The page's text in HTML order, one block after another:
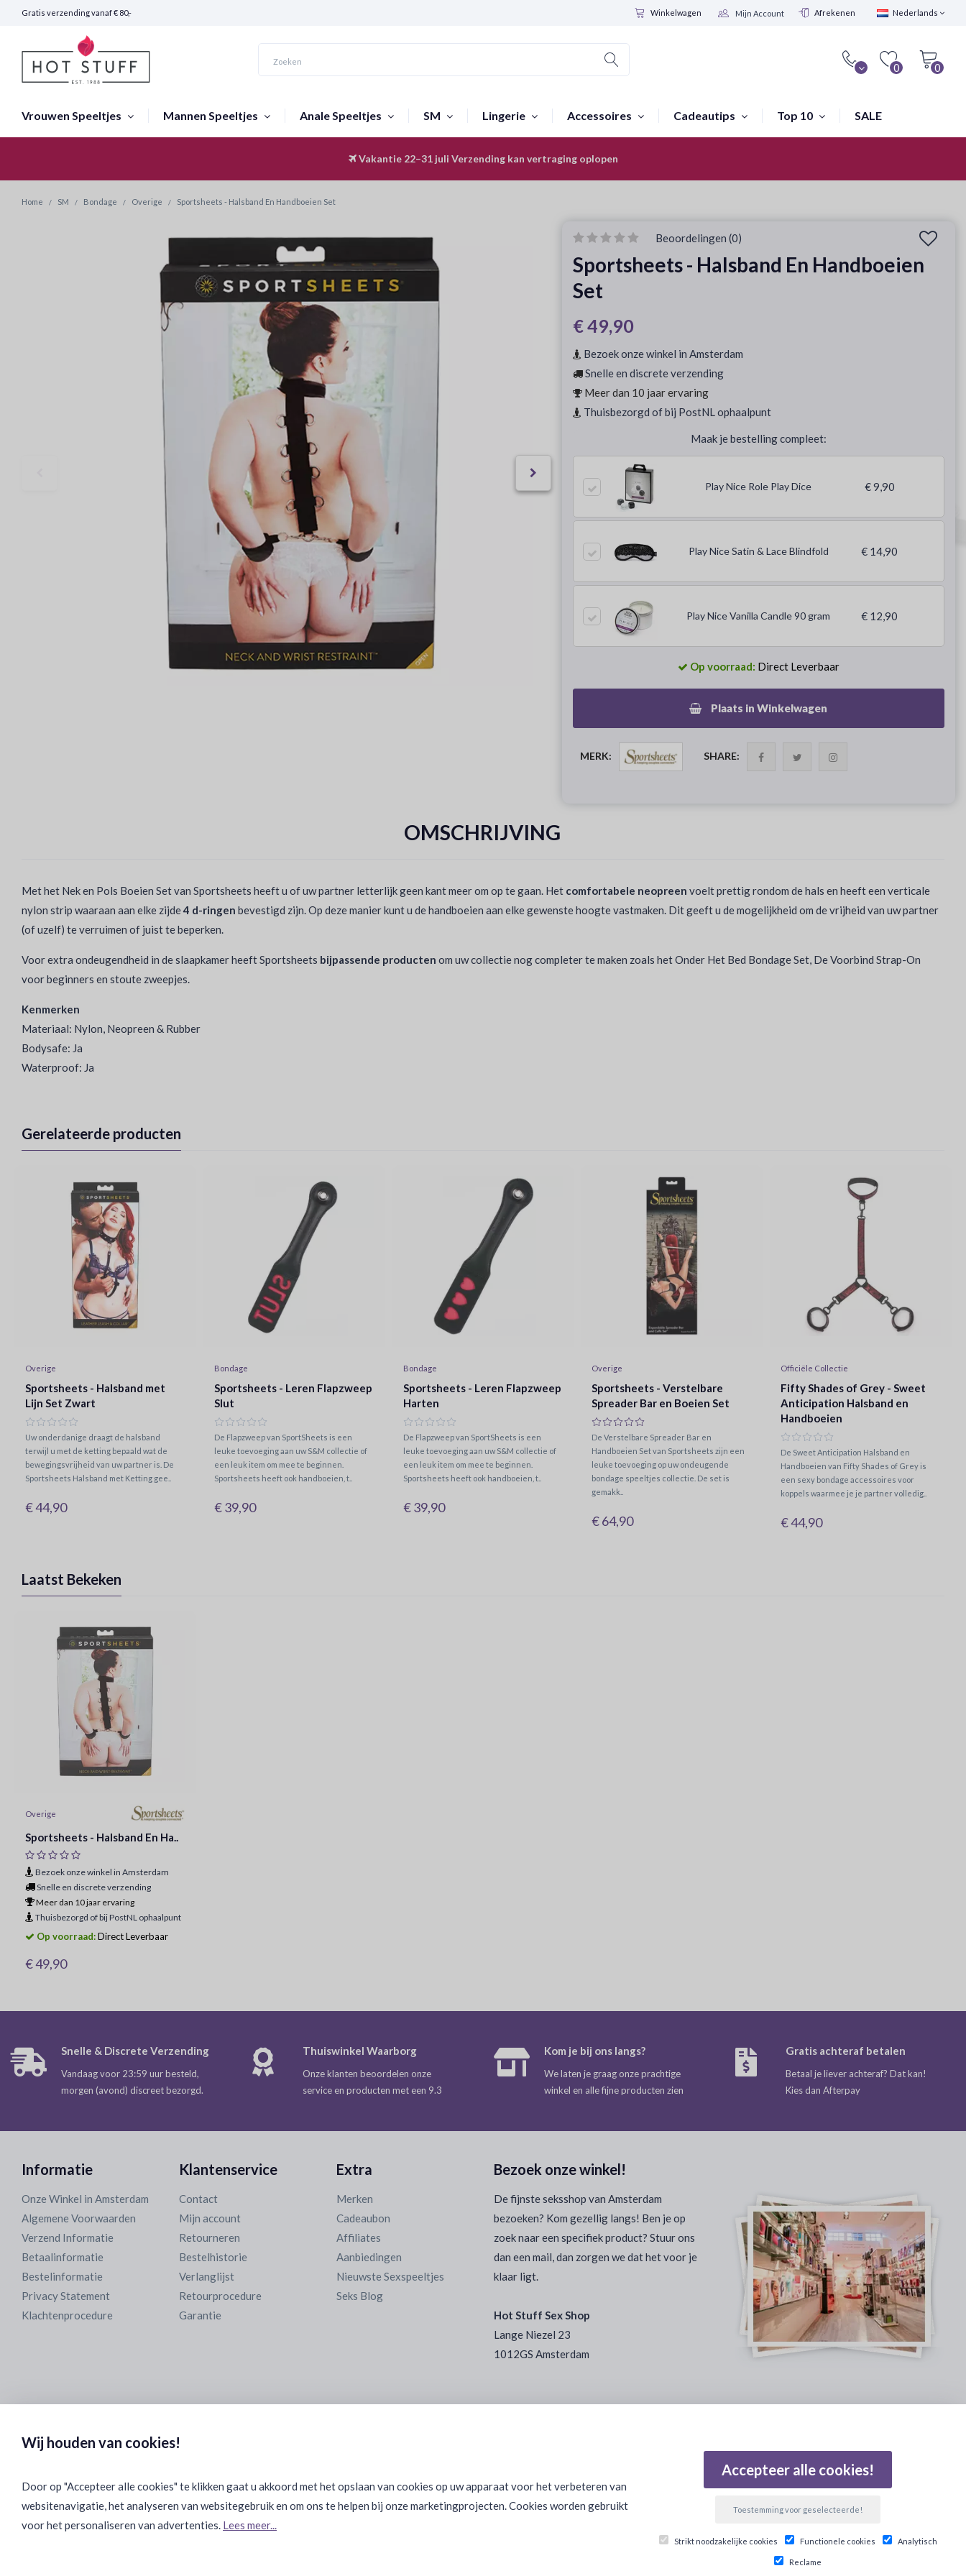
Gratis verzending vanaf € 80,- Nederlands
Winkelwagen Mijn Account Afrekenen
0
0
Vrouwen Speeltjes Mannen Speeltjes Anale Speeltjes SM Lingerie Accessoires Cadeautips Top 10 SALE
Discreet & Anoniem
Vakantie 22–31 juli Verzending kan vertraging oplopen
Home SM Bondage Overige Sportsheets - Halsband En Handboeien Set
Beoordelingen (0)
Sportsheets - Halsband En Handboeien
Set
€ 49,90
Bezoek onze winkel in Amsterdam
Snelle en discrete verzending
Meer dan 10 jaar ervaring
Thuisbezorgd of bij PostNL ophaalpunt
Maak je bestelling compleet:
Play Nice Role Play Dice € 9,90
Play Nice Satin & Lace Blindfold € 14,90
Play Nice Vanilla Candle 90 gram € 12,90
Op voorraad: Direct Leverbaar
Plaats in Winkelwagen
MERK: SHARE:
OMSCHRIJVING
Met het Nek en Pols Boeien Set van Sportsheets heeft u of uw partner letterlijk geen kant meer om op te gaan. Het comfortabele neopreen voelt prettig rondom de hals en heeft een verticale
nylon strip waaraan aan elke zijde4 d-ringen bevestigd zijn. Op deze manier kunt u de handboeien aan elke gewenste hoogte vastmaken. Dit geeft u de mogelijkheid om de vrijheid van uw partner
(of uzelf) te verruimen of juist te beperken.
Voor extra ondeugendheid in de slaapkamer heeft Sportsheets bijpassende producten om uw collectie nog completer te maken zoals het Onder Het Bed Bondage Set, De Voorbind Strap-On
voor beginners en stoute zweepjes.
Kenmerken
Materiaal: Nylon, Neopreen & Rubber
Bodysafe: Ja
Waterproof: Ja
Gerelateerde producten
Overige
Sportsheets - Halsband met
Lijn Set Zwart
Uw onderdanige draagt de halsband
terwijl u met de ketting bepaald wat de
bewegingsvrijheid van uw partner is. De
Sportsheets Halsband met Ketting gee..
€ 44,90
Bondage
Sportsheets - Leren Flapzweep
Slut
De Flapzweep van SportSheets is een
leuke toevoeging aan uw S&M collectie of
een leuk item om mee te beginnen.
Sportsheets heeft ook handboeien, t..
€ 39,90
Bondage
Sportsheets - Leren Flapzweep
Harten
De Flapzweep van SportSheets is een
leuke toevoeging aan uw S&M collectie of
een leuk item om mee te beginnen.
Sportsheets heeft ook handboeien, t..
€ 39,90
Overige
Sportsheets - Verstelbare
Spreader Bar en Boeien Set
De Verstelbare Spreader Bar en
Handboeien Set van Sportsheets zijn een
leuke toevoeging op uw ondeugende
bondage speeltjes collectie. De set is
gemakk..
€ 64,90
Officiële Collectie
Fifty Shades of Grey - Sweet
Anticipation Halsband en
Handboeien
De Sweet Anticipation Halsband en
Handboeien van Fifty Shades of Grey is
een sexy bondage accessoires voor
koppels waarmee je je partner volledig..
€ 44,90
Laatst Bekeken
Overige
Sportsheets - Halsband En Ha..
Bezoek onze winkel in Amsterdam
Snelle en discrete verzending
Meer dan 10 jaar ervaring
Thuisbezorgd of bij PostNL ophaalpunt
Op voorraad:Direct Leverbaar
€ 49,90
Snelle & Discrete Verzending
Vandaag voor 23:59 uur besteld,
morgen (avond) discreet bezorgd.
Thuiswinkel Waarborg
Onze klanten beoordelen onze
service en producten met een 9.3
Kom je bij ons langs?
We laten je graag onze prachtige
winkel en alle fijne producten zien
Gratis achteraf betalen
Betaal je liever achteraf? Dat kan!
Kies dan Afterpay
Informatie
Onze Winkel in Amsterdam
Algemene Voorwaarden
Verzend Informatie
Betaalinformatie
Bestelinformatie
Privacy Statement
Klachtenprocedure
Klantenservice
Contact
Mijn account
Retourneren
Bestelhistorie
Verlanglijst
Retourprocedure
Garantie
Extra
Merken
Cadeaubon
Affiliates
Aanbiedingen
Nieuwste Sexspeeltjes
Seks Blog
Bezoek onze winkel!
De fijnste seksshop van Amsterdam
bezoeken? Kom gezellig langs! Ben je op
zoek naar een specifiek product? Stuur ons
dan een mail, dan zorgen we dat het voor je
klaar ligt.
Hot Stuff Sex Shop
Lange Niezel 23
1012GS Amsterdam
Gebaseerd op 502 beoordelingen
Wij houden van cookies!
Door op "Accepteer alle cookies" te klikken gaat u akkoord met het opslaan van cookies op uw apparaat voor het verbeteren van
websitenavigatie, het analyseren van websitegebruik en om ons te helpen bij onze marketingprojecten. Cookies worden gebruikt
voor het personaliseren van advertenties. Lees meer...
Accepteer alle cookies!
Toestemming voor geselecteerde!
Strikt noodzakelijke cookies Functionele cookies Analytisch
Reclame